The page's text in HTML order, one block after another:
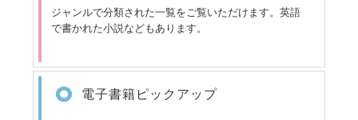
ジャンルで分類された一覧をご覧いただけます。英語
で書かれた小説などもあります。
電子書籍ピックアップ